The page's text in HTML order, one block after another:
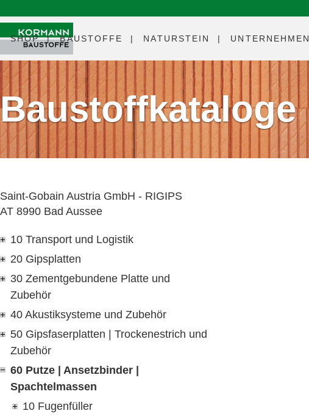
SHOP BAUSTOFFE NATURSTEIN UNTERNEHMEN
Baustoffkataloge
Saint-Gobain Austria GmbH - RIGIPS
AT 8990 Bad Aussee
10 Transport und Logistik
20 Gipsplatten
30 Zementgebundene Platte und
Zubehör
40 Akustiksysteme und Zubehör
50 Gipsfaserplatten | Trockenestrich und
Zubehör
60 Putze | Ansetzbinder |
Spachtelmassen
10 Fugenfüller